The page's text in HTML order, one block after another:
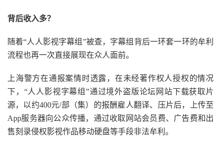
背后收入多？
随着“人人影视字幕组”被查，字幕组背后一环套一环的牟利
流程也再一次直接展现在众人面前。
上海警方在通报案情时透露，在未经著作权人授权的情况
下，“人人影视字幕组”通过境外盗版论坛网站下载获取片
源，以约400元/部（集）的报酬雇人翻译、压片后，上传至
App服务器向公众传播，通过收取网站会员费、广告费和出
售刻录侵权影视作品移动硬盘等手段非法牟利。